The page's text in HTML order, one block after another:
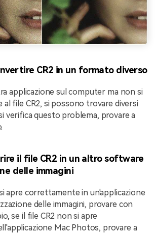
CR2 in un formato diverso
applicazione sul computer ma non si
al file CR2, si possono trovare diversi
verifica questo problema, provare a
il file CR2 in un altro software
delle immagini
apre correttamente in un'applicazione
delle immagini, provare con
se il file CR2 non si apre
Mac Photos, provare a